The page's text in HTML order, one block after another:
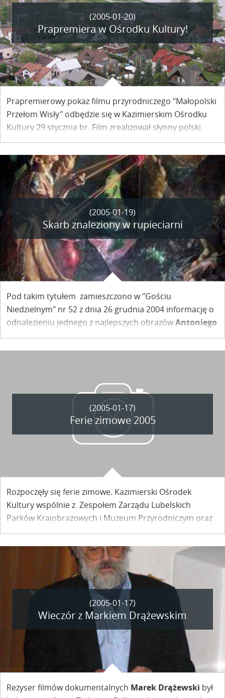
(2005-01-20)
Prapremiera w Ośrodku Kultury!
Prapremierowy pokaz filmu przyrodniczego "Małopolski
Przełom Wisły" odbędzie się w Kazimierskim Ośrodku
Kultury 29 stycznia br. Film zrealizował słynny polski
fotografik przyrody Artur Tabor na zlecenie Zespołu
Lubelskich Parków Krajobrazowych.
(2005-01-19)
Skarb znaleziony w rupieciarni
Pod takim tytułem zamieszczono w "Gościu
Niedzielnym" nr 52 z dnia 26 grudnia 2004 informację o
odnalezieniu jednego z najlepszych obrazówAntoniego
Michalaka.Poniżej zamieszczamy fragmenty artykułu:
(2005-01-17)
Ferie zimowe 2005
Rozpoczęły się ferie zimowe. Kazimierski Ośrodek
Kultury wspólnie z Zespołem Zarządu Lubelskich
Parków Krajobrazowych i Muzeum Przyrodniczym oraz
Miejska Biblioteka Publiczna postarali się, aby ten czas
uczniowie mogli spędzić ciekawie. Prezentujemy
zajęć.
(2005-01-17)
Wieczór z Markiem Drążewskim
Reżyser filmów dokumentalnych Marek Drążewski był